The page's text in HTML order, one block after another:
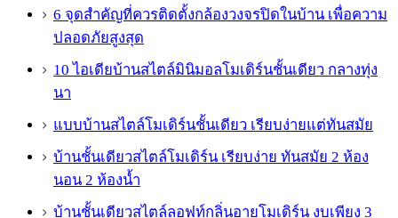
6 จุดสำคัญที่ควรติดตั้งกล้องวงจรปิดในบ้าน เพื่อความ
ปลอดภัยสูงสุด
10 ไอเดียบ้านสไตล์มินิมอลโมเดิร์นชั้นเดียว กลางทุ่ง
นา
แบบบ้านสไตล์โมเดิร์นชั้นเดียว เรียบง่ายแต่ทันสมัย
บ้านชั้นเดียวสไตล์โมเดิร์น เรียบง่าย ทันสมัย 2 ห้อง
นอน 2 ห้องน้ำ
บ้านชั้นเดียวสไตล์ลอฟท์กลิ่นอายโมเดิร์น งบเพียง 3